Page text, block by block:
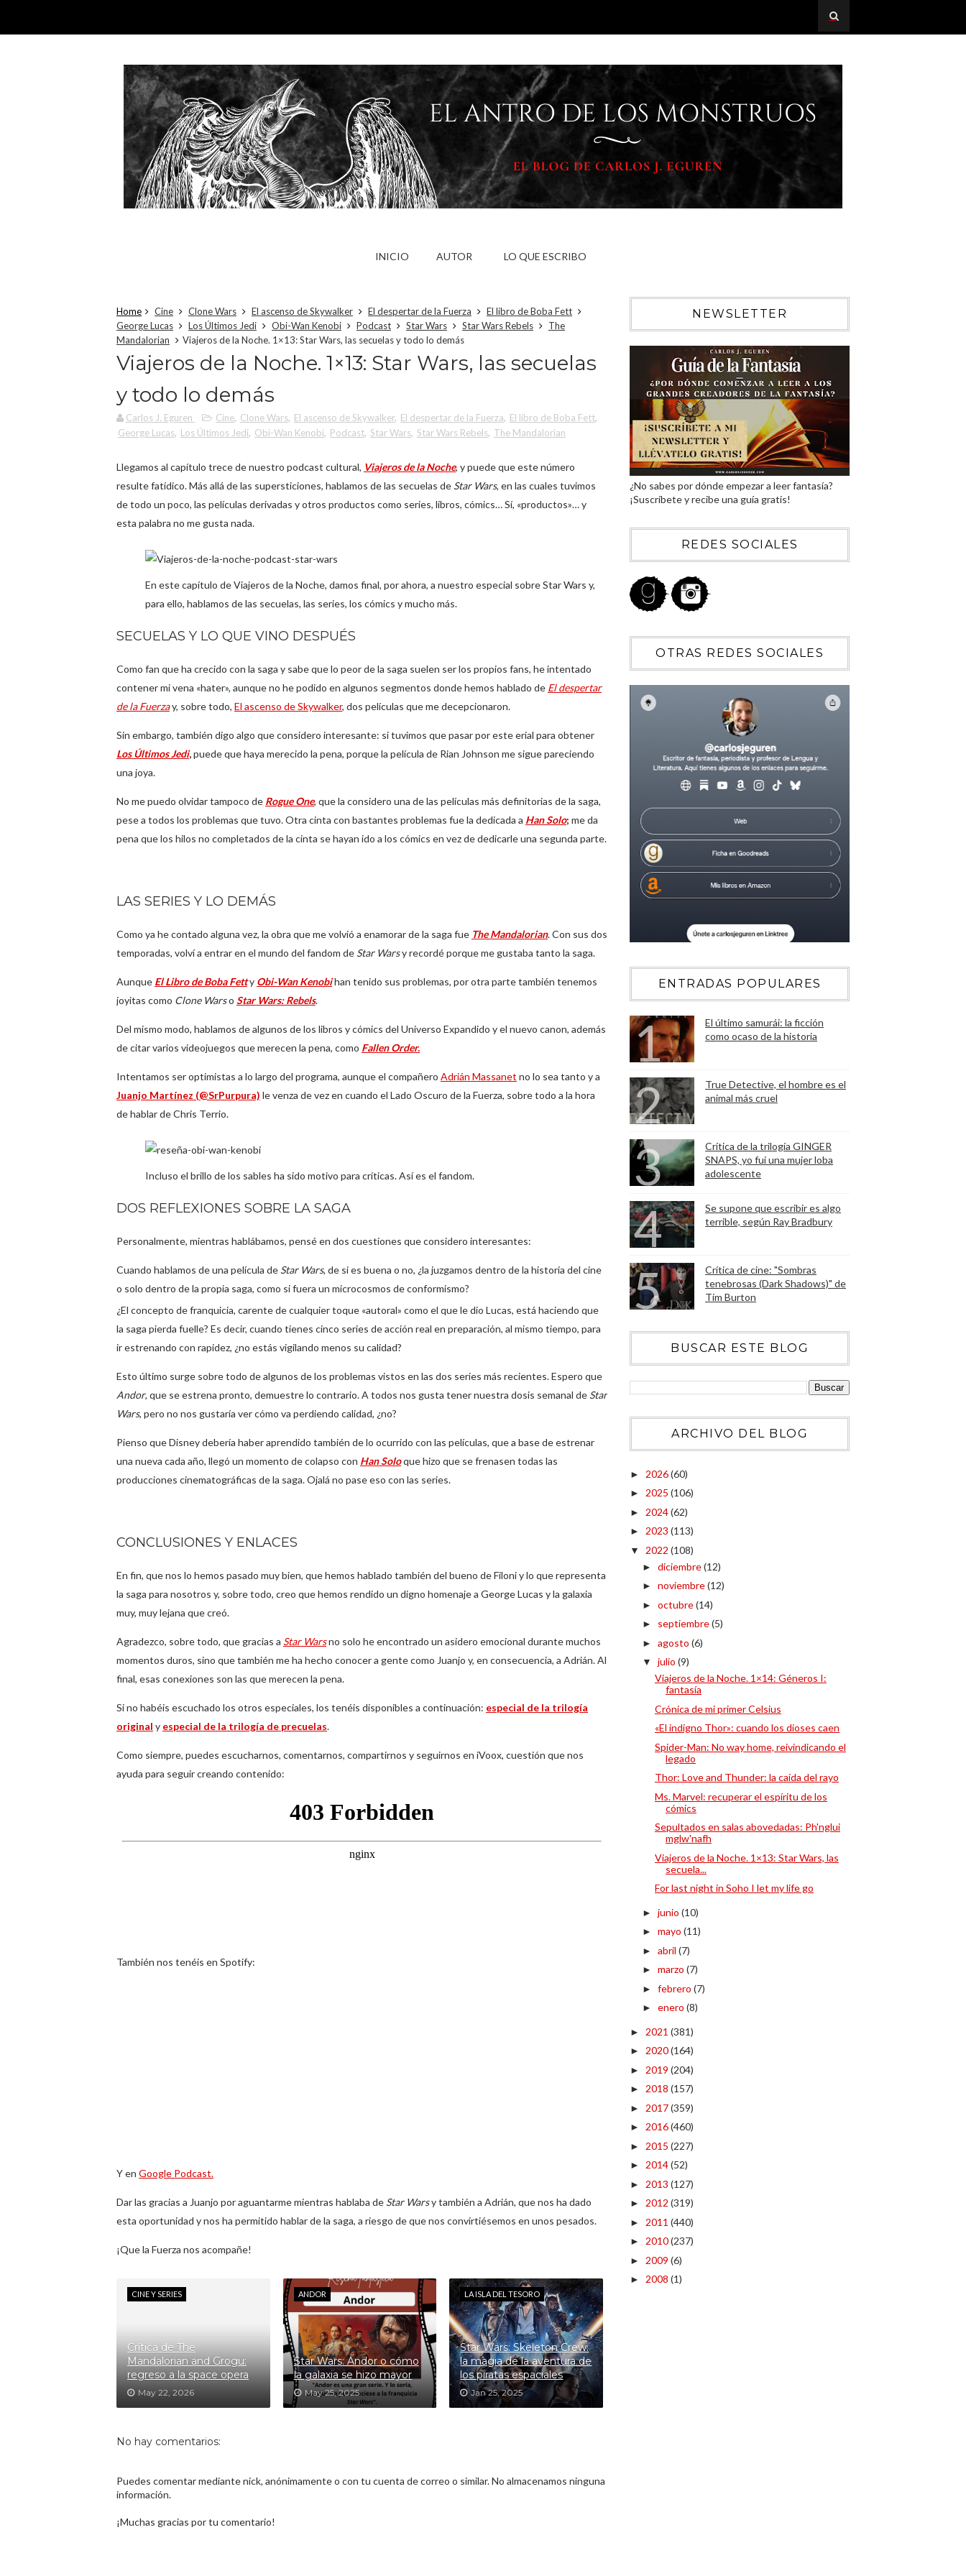
INICIO AUTOR LO QUE ESCRIBO
Home Cine Clone Wars El ascenso de Skywalker El despertar de la Fuerza
El libro de Boba Fett
George Lucas
Los Últimos Jedi Obi-Wan Kenobi Podcast Star Wars Star Wars Rebels
The
Mandalorian
Viajeros de la Noche. 1×13: Star Wars, las secuelas y todo lo demás
Viajeros de la Noche. 1×13: Star Wars, las secuelas
y todo lo demás
Carlos J. Eguren Cine, Clone Wars, El ascenso de Skywalker, El despertar de la Fuerza, El libro de Boba Fett,
George Lucas, Los Últimos Jedi, Obi-Wan Kenobi, Podcast, Star Wars, Star Wars Rebels, The Mandalorian
Llegamos al capítulo trece de nuestro podcast cultural, Viajeros de la Noche, y puede que este número
resulte fatídico. Más allá de las supersticiones, hablamos de las secuelas de Star Wars, en las cuales tuvimos
de todo un poco, las películas derivadas y otros productos como series, libros, cómics… Sí, «productos»… y
esta palabra no me gusta nada.
En este capítulo de Viajeros de la Noche, damos final, por ahora, a nuestro especial sobre Star Wars y,
para ello, hablamos de las secuelas, las series, los cómics y mucho más.
SECUELAS Y LO QUE VINO DESPUÉS
Como fan que ha crecido con la saga y sabe que lo peor de la saga suelen ser los propios fans, he intentado
contener mi vena «hater», aunque no he podido en algunos segmentos donde hemos hablado de El despertar
de la Fuerzay, sobre todo, El ascenso de Skywalker, dos películas que me decepcionaron.
Sin embargo, también digo algo que considero interesante: si tuvimos que pasar por este erial para obtener
Los Últimos Jedi,puede que haya merecido la pena, porque la película de Rian Johnson me sigue pareciendo
una joya.
No me puedo olvidar tampoco de Rogue One, que la considero una de las películas más definitorias de la saga,
pese a todos los problemas que tuvo. Otra cinta con bastantes problemas fue la dedicada a Han Solo; me da
pena que los hilos no completados de la cinta se hayan ido a los cómics en vez de dedicarle una segunda parte.
LAS SERIES Y LO DEMÁS
Como ya he contado alguna vez, la obra que me volvió a enamorar de la saga fue The Mandalorian. Con sus dos
temporadas, volví a entrar en el mundo del fandom de Star Warsy recordé porque me gustaba tanto la saga.
Aunque El Libro de Boba Fetty Obi-Wan Kenobihan tenido sus problemas, por otra parte también tenemos
joyitas como Clone Warso Star Wars: Rebels.
Del mismo modo, hablamos de algunos de los libros y cómics del Universo Expandido y el nuevo canon, además
de citar varios videojuegos que merecen la pena, como Fallen Order.
Intentamos ser optimistas a lo largo del programa, aunque el compañero Adrián Massanet no lo sea tanto y a
Juanjo Martínez (@SrPurpura) le venza de vez en cuando el Lado Oscuro de la Fuerza, sobre todo a la hora
de hablar de Chris Terrio.
Incluso el brillo de los sables ha sido motivo para críticas. Así es el fandom.
DOS REFLEXIONES SOBRE LA SAGA
Personalmente, mientras hablábamos, pensé en dos cuestiones que considero interesantes:
Cuando hablamos de una película de Star Wars, de si es buena o no, ¿la juzgamos dentro de la historia del cine
o solo dentro de la propia saga, como si fuera un microcosmos de conformismo?
¿El concepto de franquicia, carente de cualquier toque «autoral» como el que le dio Lucas, está haciendo que
la saga pierda fuelle? Es decir, cuando tienes cinco series de acción real en preparación, al mismo tiempo, para
ir estrenando con rapidez, ¿no estás vigilando menos su calidad?
Esto último surge sobre todo de algunos de los problemas vistos en las dos series más recientes. Espero que
Andor, que se estrena pronto, demuestre lo contrario. A todos nos gusta tener nuestra dosis semanal de Star
Wars, pero no nos gustaría ver cómo va perdiendo calidad, ¿no?
Pienso que Disney debería haber aprendido también de lo ocurrido con las películas, que a base de estrenar
una nueva cada año, llegó un momento de colapso con Han Soloque hizo que se frenasen todas las
producciones cinematográficas de la saga. Ojalá no pase eso con las series.
CONCLUSIONES Y ENLACES
En fin, que nos lo hemos pasado muy bien, que hemos hablado también del bueno de Filoni y lo que representa
la saga para nosotros y, sobre todo, creo que hemos rendido un digno homenaje a George Lucas y la galaxia
muy, muy lejana que creó.
Agradezco, sobre todo, que gracias a Star Warsno solo he encontrado un asidero emocional durante muchos
momentos duros, sino que también me ha hecho conocer a gente como Juanjo y, en consecuencia, a Adrián. Al
final, esas conexiones son las que merecen la pena.
Si no habéis escuchado los otros especiales, los tenéis disponibles a continuación: especial de la trilogía
original y especial de la trilogía de precuelas.
Como siempre, puedes escucharnos, comentarnos, compartirnos y seguirnos en iVoox, cuestión que nos
ayuda para seguir creando contenido:
También nos tenéis en Spotify:
Y en Google Podcast.
Dar las gracias a Juanjo por aguantarme mientras hablaba de Star Warsy también a Adrián, que nos ha dado
esta oportunidad y nos ha permitido hablar de la saga, a riesgo de que nos convirtiésemos en unos pesados.
¡Que la Fuerza nos acompañe!
CINE Y SERIES
Crítica de The
Mandalorian and Grogu:
regreso a la space opera
May 22, 2026
ANDOR
Star Wars: Andor o cómo
la galaxia se hizo mayor
May 25, 2025
LA ISLA DEL TESORO
Star Wars: Skeleton Crew:
la magia de la aventura de
los piratas espaciales
Jan 25, 2025
No hay comentarios:
Puedes comentar mediante nick, anónimamente o con tu cuenta de correo o similar. No almacenamos ninguna
información.
¡Muchas gracias por tu comentario!
NEWSLETTER
¿No sabes por dónde empezar a leer fantasía?
¡Suscríbete y recibe una guía gratis!
REDES SOCIALES
OTRAS REDES SOCIALES
ENTRADAS POPULARES
El último samurái: la ficción
como ocaso de la historia
True Detective, el hombre es el
animal más cruel
Crítica de la trilogía GINGER
SNAPS, yo fui una mujer loba
adolescente
Se supone que escribir es algo
terrible, según Ray Bradbury
Crítica de cine: "Sombras
tenebrosas (Dark Shadows)" de
Tim Burton
BUSCAR ESTE BLOG
ARCHIVO DEL BLOG
► 2026(60)
► 2025 (106)
► 2024(62)
► 2023 (113)
▼ 2022 (108)
► diciembre(12)
► noviembre(12)
► octubre(14)
► septiembre(5)
► agosto (6)
▼ julio (9)
Viajeros de la Noche. 1×14: Géneros I:
fantasía
Crónica de mi primer Celsius
«El indigno Thor»: cuando los dioses caen
Spider-Man: No way home, reivindicando el
legado
Thor: Love and Thunder: la caída del rayo
Ms. Marvel: recuperar el espíritu de los
cómics
Sepultados en salas abovedadas: Ph'nglui
mglw'nafh
Viajeros de la Noche. 1×13: Star Wars, las
secuela...
For last night in Soho I let my life go
► junio (10)
► mayo (11)
► abril (7)
► marzo (7)
► febrero (7)
► enero (8)
► 2021 (381)
► 2020(164)
► 2019 (204)
► 2018 (157)
► 2017(359)
► 2016(460)
► 2015 (227)
► 2014(52)
► 2013 (127)
► 2012 (319)
► 2011 (440)
► 2010(237)
► 2009 (6)
► 2008 (1)